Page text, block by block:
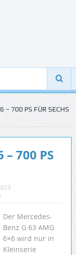
– 700 PS FÜR SECHS
– 700 PS
Der Mercedes-
Benz G 63 AMG
6×6 wird nur in
Kleinserie